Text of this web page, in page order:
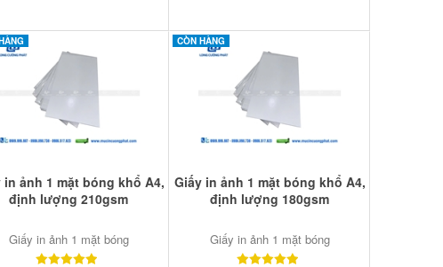
in ảnh 1 mặt bóng khổ A4,
định lượng 210gsm
Giấy in ảnh 1 mặt bóng
CÒN HÀNG
Giấy in ảnh 1 mặt bóng khổ A4,
định lượng 180gsm
Giấy in ảnh 1 mặt bóng